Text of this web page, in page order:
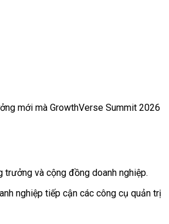
mới mà GrowthVerse Summit 2026
và cộng đồng doanh nghiệp.
nghiệp tiếp cận các công cụ quản trị